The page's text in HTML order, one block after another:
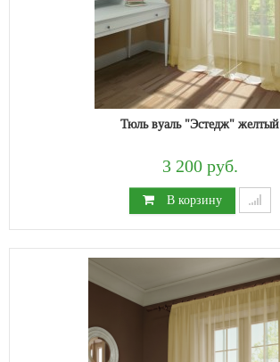
Тюль вуаль "Эстедж" желтый
3 200 руб.
В корзину